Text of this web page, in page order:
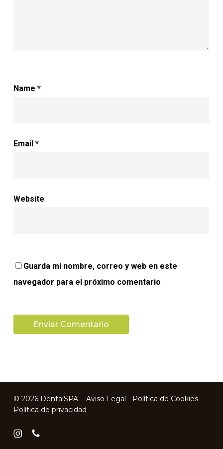
Name *
Email *
Website
Guarda mi nombre, correo y web en este
navegador para el próximo comentario
© 2026 DentalSPA. - Aviso Legal - Política de Cookies-
Política de privacidad
instagram
phone